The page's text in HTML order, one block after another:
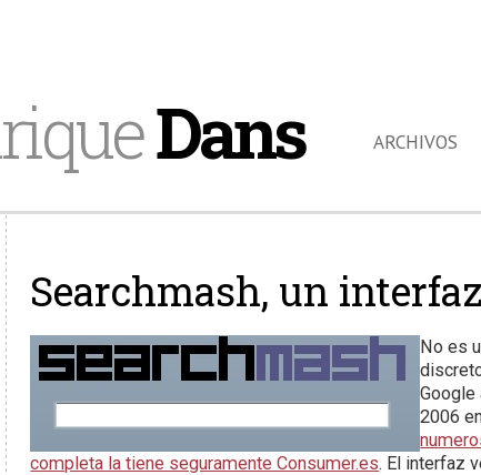
Dans ARCHIVOS
Searchmash, un
No es
Google
2006
completa la tiene seguramente Consumer.es. El interfaz